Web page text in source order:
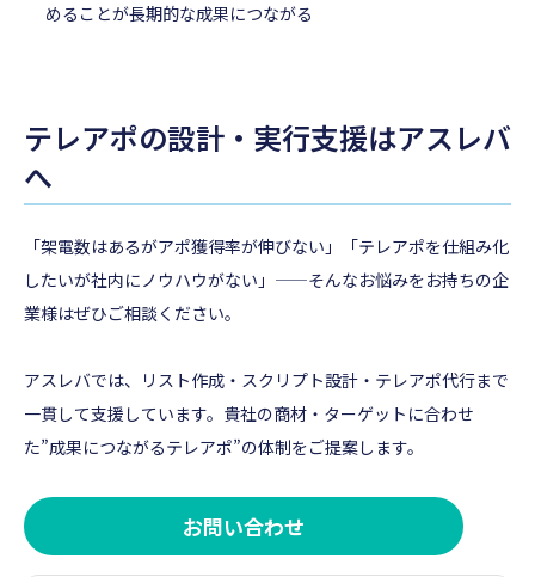
めることが長期的な成果につながる
テレアポの設計・実行支援はアスレバ
へ
「架電数はあるがアポ獲得率が伸びない」「テレアポを仕組み化
したいが社内にノウハウがない」——そんなお悩みをお持ちの企
業様はぜひご相談ください。
アスレバでは、リスト作成・スクリプト設計・テレアポ代行まで
一貫して支援しています。貴社の商材・ターゲットに合わせ
た”成果につながるテレアポ”の体制をご提案します。
お問い合わせ